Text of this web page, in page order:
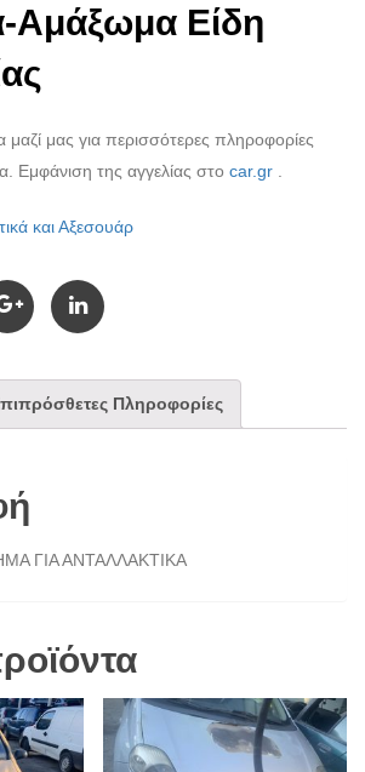
Αμάξωμα Είδη
μαζί μας για περισσότερες πληροφορίες
Εμφάνιση της αγγελίας στο car.gr
και Αξεσουάρ
Πληροφορίες
ΓΙΑ ΑΝΤΑΛΛΑΚΤΙΚΑ